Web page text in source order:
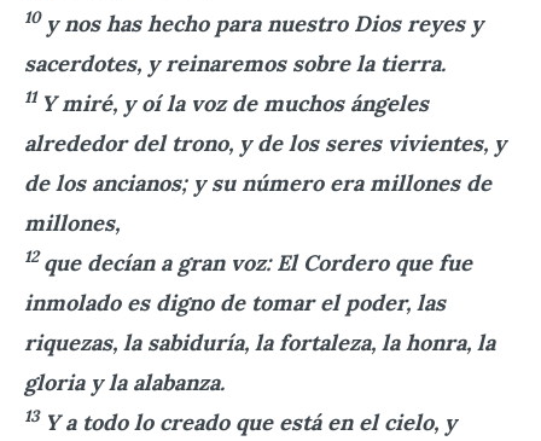
10 y nos has hecho para nuestro Dios reyes y
sacerdotes, y reinaremos sobre la tierra.
11 Y miré, y oí la voz de muchos ángeles
alrededor del trono, y de los seres vivientes, y
de los ancianos; y su número era millones de
millones,
12que decían a gran voz: El Cordero que fue
inmolado es digno de tomar el poder, las
riquezas, la sabiduría, la fortaleza, la honra, la
gloria y la alabanza.
13 Y a todo lo creado que está en el cielo, y